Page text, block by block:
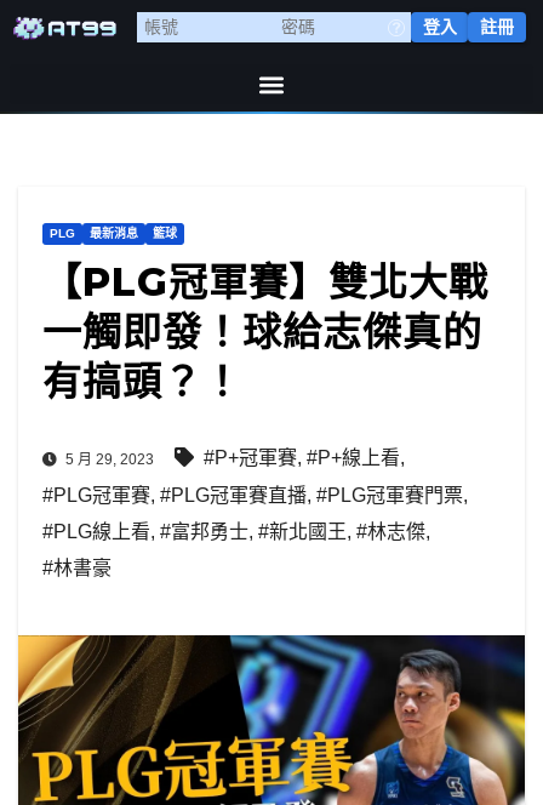
登入 註冊
PLG 最新消息 籃球
【PLG冠軍賽】雙北大戰
一觸即發！球給志傑真的
有搞頭？！
5 月 29, 2023 #P+冠軍賽, #P+線上看,
#PLG冠軍賽, #PLG冠軍賽直播, #PLG冠軍賽門票,
#PLG線上看, #富邦勇士, #新北國王, #林志傑,
#林書豪